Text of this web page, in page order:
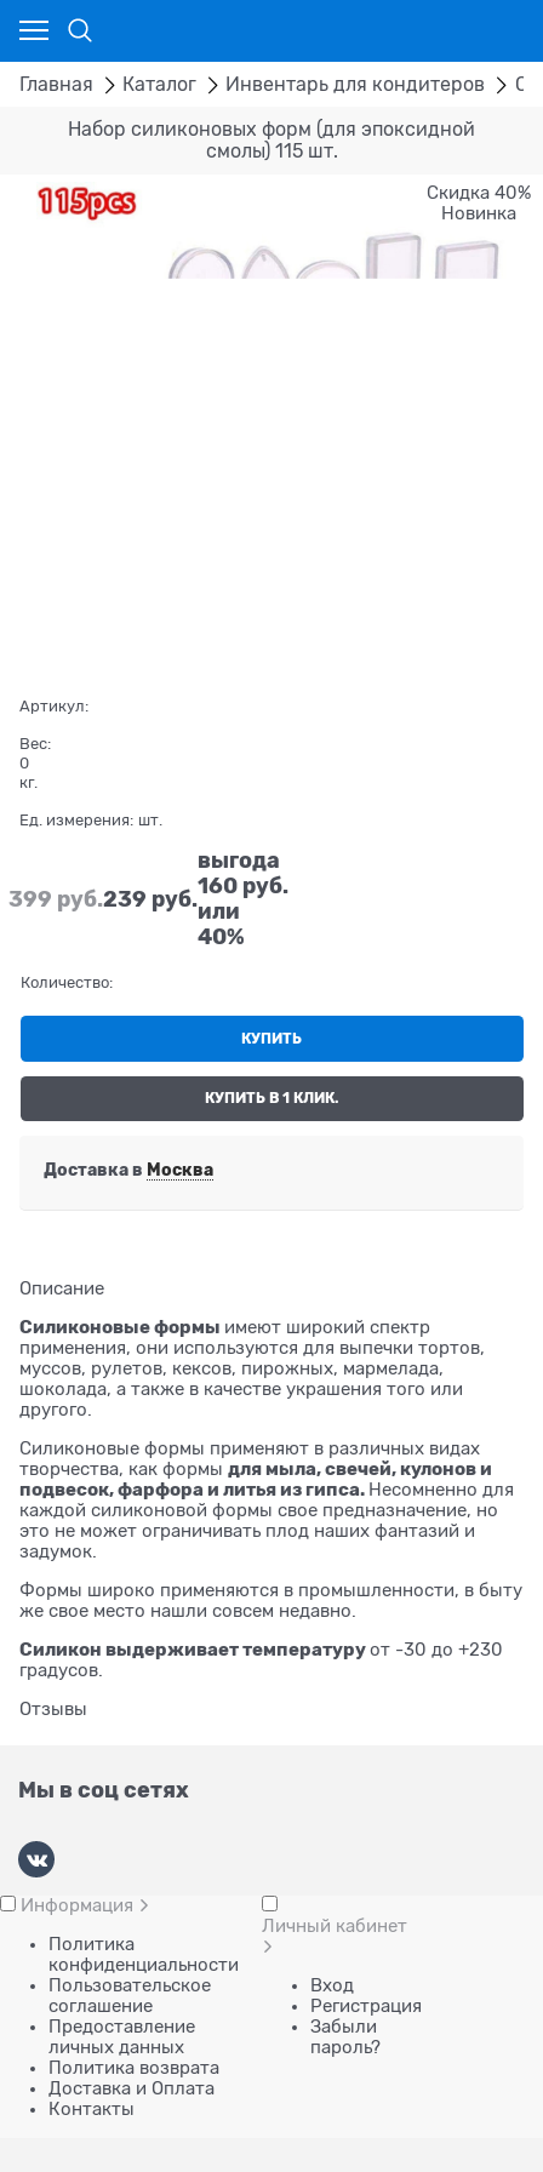
Главная Каталог Инвентарь для кондитеров
Набор силиконовых форм (для эпоксидной
смолы) 115 шт.
Скидка 40%
Новинка
Артикул:
Вес:
0
кг.
Ед. измерения: шт.
399 руб.239 руб.
выгода
160 руб.
или
40%
Количество:
КУПИТЬ
КУПИТЬ В 1 КЛИК.
Доставка в Москва
Описание
Силиконовые формы имеют широкий спектр
применения, они используются для выпечки тортов,
муссов, рулетов, кексов, пирожных, мармелада,
шоколада, а также в качестве украшения того или
другого.
Силиконовые формы применяют в различных видах
творчества, как формы для мыла, свечей, кулонов и
подвесок, фарфора и литья из гипса. Несомненно для
каждой силиконовой формы свое предназначение, но
это не может ограничивать плод наших фантазий и
задумок.
Формы широко применяются в промышленности, в быту
же свое место нашли совсем недавно.
Силикон выдерживает температуруот -30 до +230
градусов.
Отзывы
Мы в соц сетях
Информация
Политика
конфиденциальности
Пользовательское
соглашение
Предоставление
личных данных
Политика возврата
Доставка и Оплата
Контакты
Личный кабинет
Вход
Регистрация
Забыли
пароль?